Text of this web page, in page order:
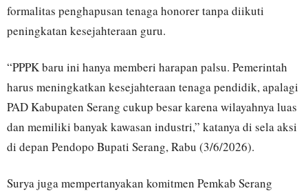
formalitas penghapusan tenaga honorer tanpa diikuti
peningkatan kesejahteraan guru.
“PPPK baru ini hanya memberi harapan palsu. Pemerintah
harus meningkatkan kesejahteraan tenaga pendidik, apalagi
PAD Kabupaten Serang cukup besar karena wilayahnya luas
dan memiliki banyak kawasan industri,” katanya di sela aksi
di depan Pendopo Bupati Serang, Rabu (3/6/2026).
Surya juga mempertanyakan komitmen Pemkab Serang